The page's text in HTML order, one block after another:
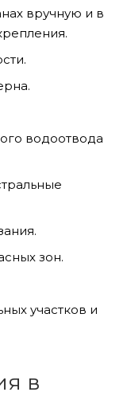
вручную и в
водоотвода
зон.
участков и
в